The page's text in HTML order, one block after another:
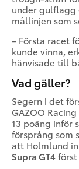
under gulflagg
mållinjen som
– Första racet
kunde vinna,
hänvisade till
Vad gäller?
Segern i det
GAZOO
13 poäng inför
försprång som
att Holmlund
Supra GT4